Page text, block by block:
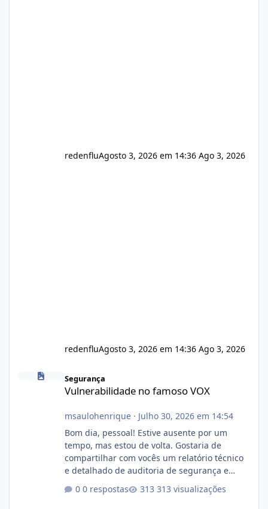
redenfluAgosto 3, 2026 em 14:36 Ago 3, 2026
redenfluAgosto 3, 2026 em 14:36 Ago 3, 2026
Segurança
Vulnerabilidade no famoso VOX
msaulohenrique· Julho 30, 2026 em 14:54
Bom dia, pessoal! Estive ausente por um
tempo, mas estou de volta. Gostaria de
compartilhar com vocês um relatório técnico
e detalhado de auditoria de segurança e
atualmente em circulação e comercialização
0 respostas 313 visualizações